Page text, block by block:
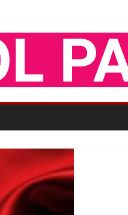
në Fushë Kosovë